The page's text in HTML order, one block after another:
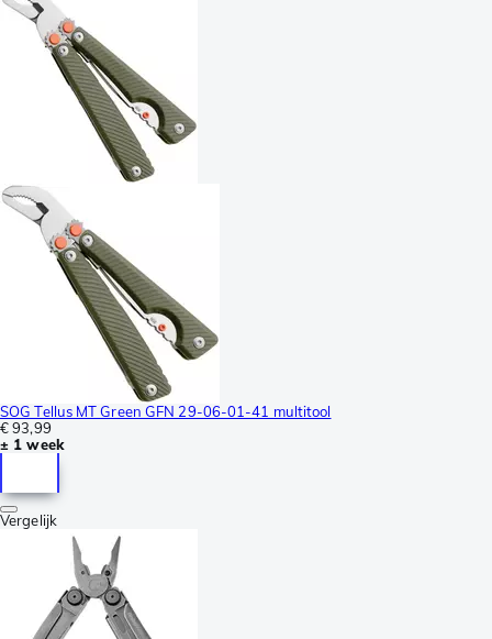
SOG Tellus MT Green GFN 29-06-01-41 multitool
€ 93,99
± 1 week
Vergelijk